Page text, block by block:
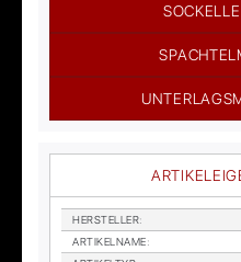
HER­STEL­LER:
AR­TI­KEL­NA­ME: